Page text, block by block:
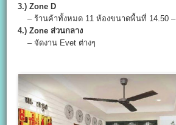
3.) Zone D
– ร้านค้าทั้งหมด 11 ห้องขนาดพื้นที่ 14.50 –
4.) Zone ส่วนกลาง
– จัดงาน Evet ต่างๆ